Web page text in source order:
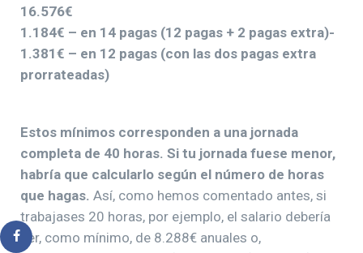
16.576€
1.184€ – en 14 pagas (12 pagas + 2 pagas extra)-
1.381€ – en 12 pagas (con las dos pagas extra
prorrateadas)
Estos mínimos corresponden a una jornada
completa de 40 horas. Si tu jornada fuese menor,
habría que calcularlo según el número de horas
que hagas. Así, como hemos comentado antes, si
trabajases 20 horas, por ejemplo, el salario debería
ser, como mínimo, de 8.288€ anuales o,